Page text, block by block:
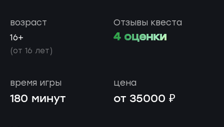
возраст
16+
(от 16 лет)
Отзывы квеста
4 оценки
время игры
180 минут
цена
от 35000 ₽